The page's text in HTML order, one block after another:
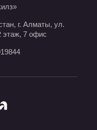
г. Алматы, ул.
этаж, 7 офис